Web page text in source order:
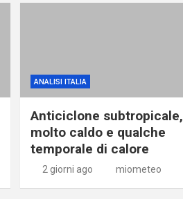
ANALISI ITALIA
Anticiclone subtropicale,
molto caldo e qualche
temporale di calore
2 giorni ago miometeo